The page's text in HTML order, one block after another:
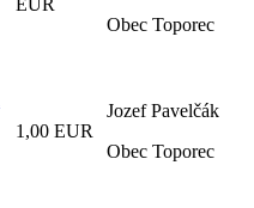
Obec Toporec
1,00 EUR
Jozef Pavelčák
Obec Toporec